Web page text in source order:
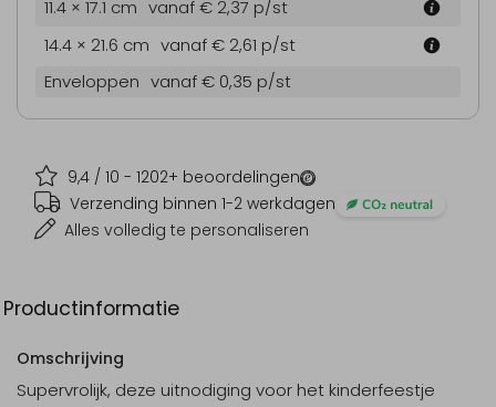
9,4 / 10 - 1202+ beoordelingen
Verzending binnen 1-2 werkdagen
Alles volledig te personaliseren
11.4 × 17.1 cm vanaf € 2,37 p/st
14.4 × 21.6 cm vanaf € 2,61 p/st
Enveloppen vanaf € 0,35 p/st
Productinformatie
Omschrijving
Supervrolijk, deze uitnodiging voor het kinderfeestje